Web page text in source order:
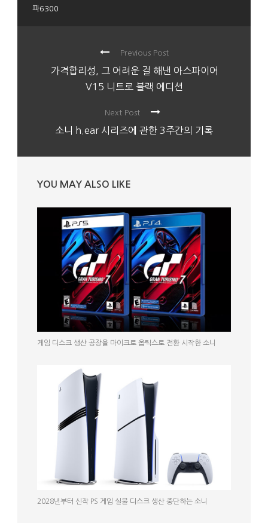
파6300
Previous Post
가격합리성, 그 어려운 걸 해낸 아스파이어
V15 니트로 블랙 에디션
Next Post
소니 h.ear 시리즈에 관한 3주간의 기록
YOU MAY ALSO LIKE
게임 디스크 생산 공장을 마이크로 옵틱스로 전환 시작한 소니
2028년부터 신작 PS 게임 실물 디스크 생산 중단하는 소니